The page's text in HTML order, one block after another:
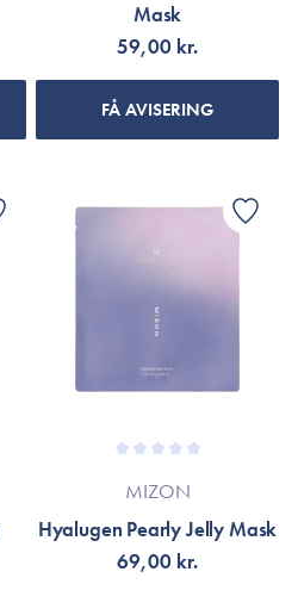
Mask
59,00 kr.
FÅ AVISERING
MIZON
Hyalugen Pearly Jelly Mask
69,00 kr.